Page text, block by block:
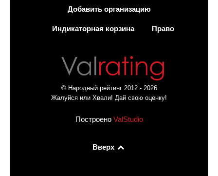
Добавить организацию
Индикаторная корзина Право
© Народный рейтинг 2012 - 2026
Жалуйся или Хвали! Дай свою оценку!
Построено ValStudio
Вверх